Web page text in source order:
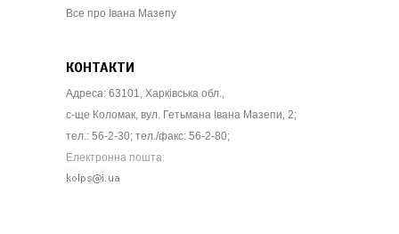
Все про Івана Мазепу
КОНТАКТИ
Адреса: 63101, Харківська обл.,
с-ще Коломак, вул. Гетьмана Івана Мазепи, 2;
тел.: 56-2-30; тел./факс: 56-2-80;
Електронна пошта: